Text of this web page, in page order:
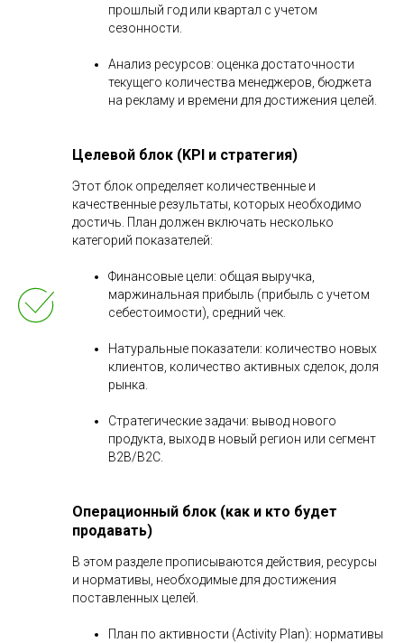
прошлый год или квартал с учетом
сезонности.
Анализ ресурсов: оценка достаточности
текущего количества менеджеров, бюджета
на рекламу и времени для достижения целей.
Целевой блок (KPI и стратегия)
Этот блок определяет количественные и
качественные результаты, которых необходимо
достичь. План должен включать несколько
категорий показателей:
Финансовые цели: общая выручка,
маржинальная прибыль (прибыль с учетом
себестоимости), средний чек.
Натуральные показатели: количество новых
клиентов, количество активных сделок, доля
рынка.
Стратегические задачи: вывод нового
продукта, выход в новый регион или сегмент
B2B/B2C.
Операционный блок (как и кто будет
продавать)
В этом разделе прописываются действия, ресурсы
и нормативы, необходимые для достижения
поставленных целей.
План по активности (Activity Plan): нормативы